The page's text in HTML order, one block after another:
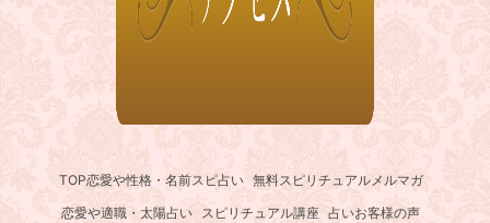
TOP恋愛や性格・名前スピ占い 無料スピリチュアルメルマガ
恋愛や適職・太陽占い スピリチュアル講座 占いお客様の声